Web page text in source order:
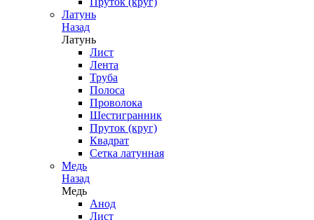
Латунь
Назад
Латунь
Лист
Лента
Труба
Полоса
Проволока
Шестигранник
Пруток (круг)
Квадрат
Сетка латунная
Медь
Назад
Медь
Анод
Лист